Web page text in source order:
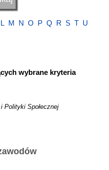
L M N O P Q R S T U
wybrane kryteria
Polityki Społecznej